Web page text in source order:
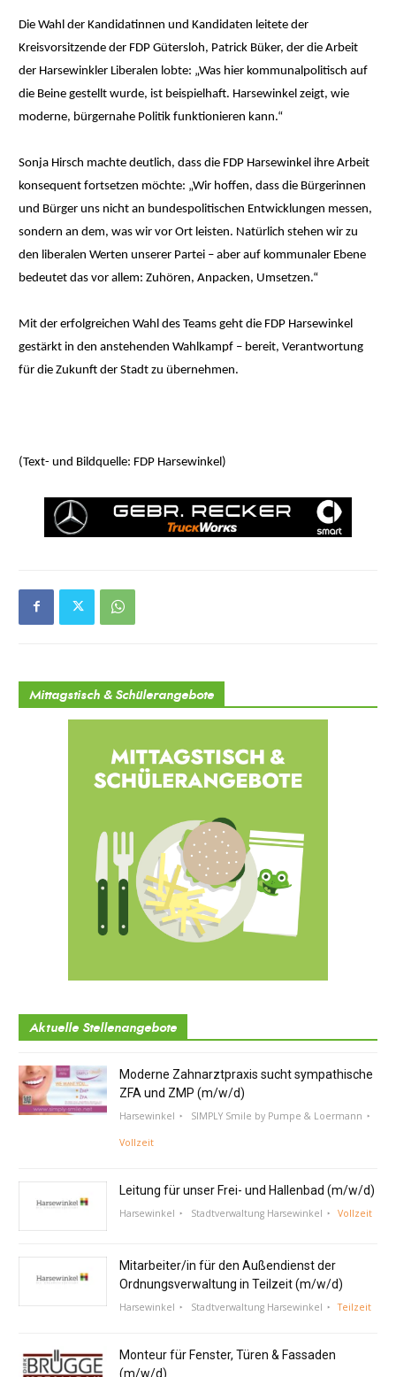
Die Wahl der Kandidatinnen und Kandidaten leitete der
Kreisvorsitzende der FDP Gütersloh, Patrick Büker, der die Arbeit
der Harsewinkler Liberalen lobte: „Was hier kommunalpolitisch auf
die Beine gestellt wurde, ist beispielhaft. Harsewinkel zeigt, wie
moderne, bürgernahe Politik funktionieren kann.“
Sonja Hirsch machte deutlich, dass die FDP Harsewinkel ihre Arbeit
konsequent fortsetzen möchte: „Wir hoffen, dass die Bürgerinnen
und Bürger uns nicht an bundespolitischen Entwicklungen messen,
sondern an dem, was wir vor Ort leisten. Natürlich stehen wir zu
den liberalen Werten unserer Partei – aber auf kommunaler Ebene
bedeutet das vor allem: Zuhören, Anpacken, Umsetzen.“
Mit der erfolgreichen Wahl des Teams geht die FDP Harsewinkel
gestärkt in den anstehenden Wahlkampf – bereit, Verantwortung
für die Zukunft der Stadt zu übernehmen.
(Text- und Bildquelle: FDP Harsewinkel)
Mittagstisch & Schülerangebote
Aktuelle Stellenangebote
Moderne Zahnarztpraxis sucht sympathische
ZFA und ZMP (m/w/d)
Harsewinkel SIMPLY Smile by Pumpe & Loermann
Vollzeit
Leitung für unser Frei- und Hallenbad (m/w/d)
Harsewinkel Stadtverwaltung Harsewinkel Vollzeit
Mitarbeiter/in für den Außendienst der
Ordnungsverwaltung in Teilzeit (m/w/d)
Harsewinkel Stadtverwaltung Harsewinkel Teilzeit
Monteur für Fenster, Türen & Fassaden
(m/w/d)